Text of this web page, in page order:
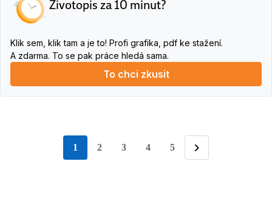
Životopis za 10 minut?
Klik sem, klik tam a je to! Profi grafika, pdf ke stažení.
A zdarma. To se pak práce hledá sama.
To chci zkusit
stránka
1 2 3 4 5
Následující